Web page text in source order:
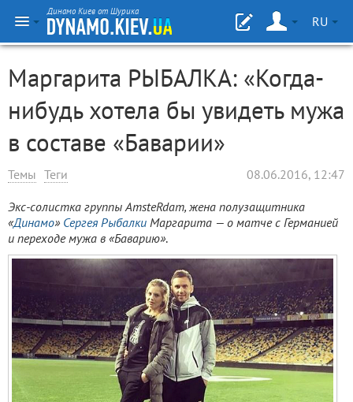
Динамо Киев от Шурика
RU
Маргарита РЫБАЛКА: «Когда-
нибудь хотела бы увидеть мужа
в составе «Баварии»
Темы Теги 08.06.2016, 12:47
Экс-солистка группы AmsteRdam, жена полузащитника
«Динамо» Сергея Рыбалки Маргарита — о матче с Германией
и переходе мужа в «Баварию».